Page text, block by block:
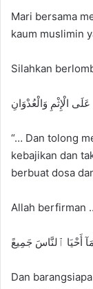
Mari bersama
kaum muslimin
Silahkan
عَلَى الْإِثْمِ وَالْعُدْوَانِ
“… Dan tolong
kebajikan dan
berbuat dosa
Allah berfirman
Dan